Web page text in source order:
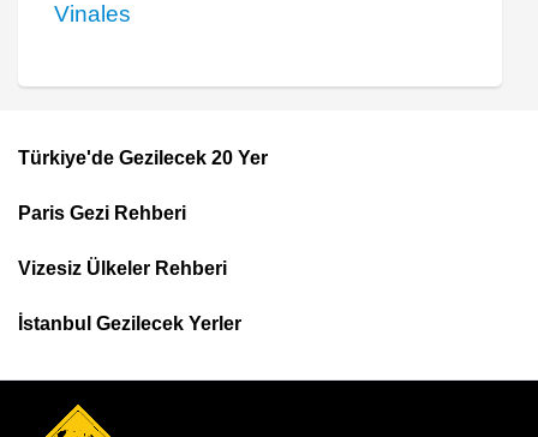
Vinales
Top
Menu
Türkiye'de Gezilecek 20 Yer
Paris Gezi Rehberi
Vizesiz Ülkeler Rehberi
İstanbul Gezilecek Yerler